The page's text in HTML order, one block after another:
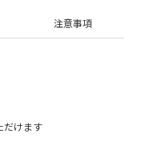
注意事項
だけます